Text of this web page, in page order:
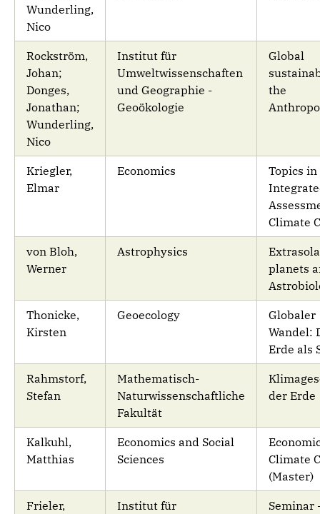
Wunderling,
Nico
Rockström,
Johan;
Donges,
Jonathan;
Wunderling,
Nico
Institut für
Umweltwissenschaften
und Geographie -
Geoökologie
Global
the
Kriegler,
Elmar
Economics
Topics in
Climate
von Bloh,
Werner
Astrophysics
planets
Thonicke,
Kirsten
Geoecology
Globaler
Wandel:
Erde als
Rahmstorf,
Stefan
Mathematisch-
Naturwissenschaftliche
Fakultät
der Erde
Kalkuhl,
Matthias
Economics and Social
Sciences
Climate
(Master)
Frieler,
Institut für
Seminar